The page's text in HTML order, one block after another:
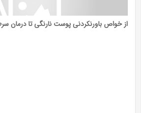
از خواص باورنکردنی پوست نارنگی تا درمان